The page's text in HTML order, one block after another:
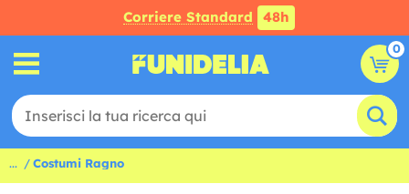
Corriere Standard 48h
0
... Costumi Ragno